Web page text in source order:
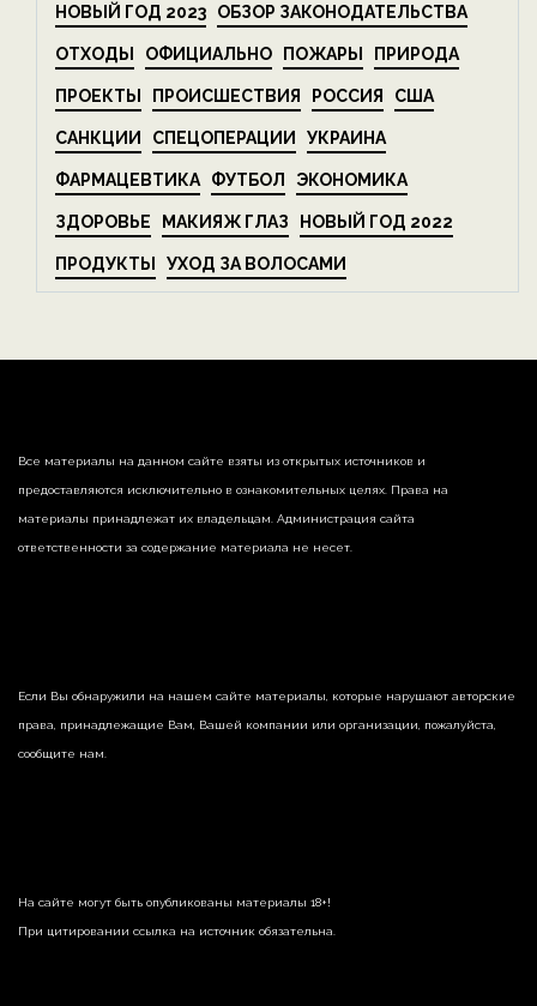
НОВЫЙ ГОД 2023 ОБЗОР ЗАКОНОДАТЕЛЬСТВА
ОТХОДЫ ОФИЦИАЛЬНО ПОЖАРЫ ПРИРОДА
ПРОЕКТЫ ПРОИСШЕСТВИЯ РОССИЯ США
САНКЦИИ СПЕЦОПЕРАЦИИ УКРАИНА
ФАРМАЦЕВТИКА ФУТБОЛ ЭКОНОМИКА
ЗДОРОВЬЕ МАКИЯЖ ГЛАЗ НОВЫЙ ГОД 2022
ПРОДУКТЫ УХОД ЗА ВОЛОСАМИ
Все материалы на данном сайте взяты из открытых источников и
предоставляются исключительно в ознакомительных целях. Права на
материалы принадлежат их владельцам. Администрация сайта
ответственности за содержание материала не несет.
Если Вы обнаружили на нашем сайте материалы, которые нарушают авторские
права, принадлежащие Вам, Вашей компании или организации, пожалуйста,
сообщите нам.
На сайте могут быть опубликованы материалы 18+!
При цитировании ссылка на источник обязательна.